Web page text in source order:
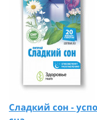
Сладкий сон -